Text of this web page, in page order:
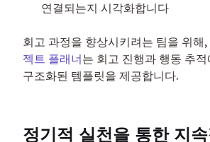
연결되는지 시각화합니다
회고 과정을 향상시키려는 팀을 위해,
젝트 플래너는 회고 진행과 행동 추
구조화된 템플릿을 제공합니다.
정기적 실천을 통한 지